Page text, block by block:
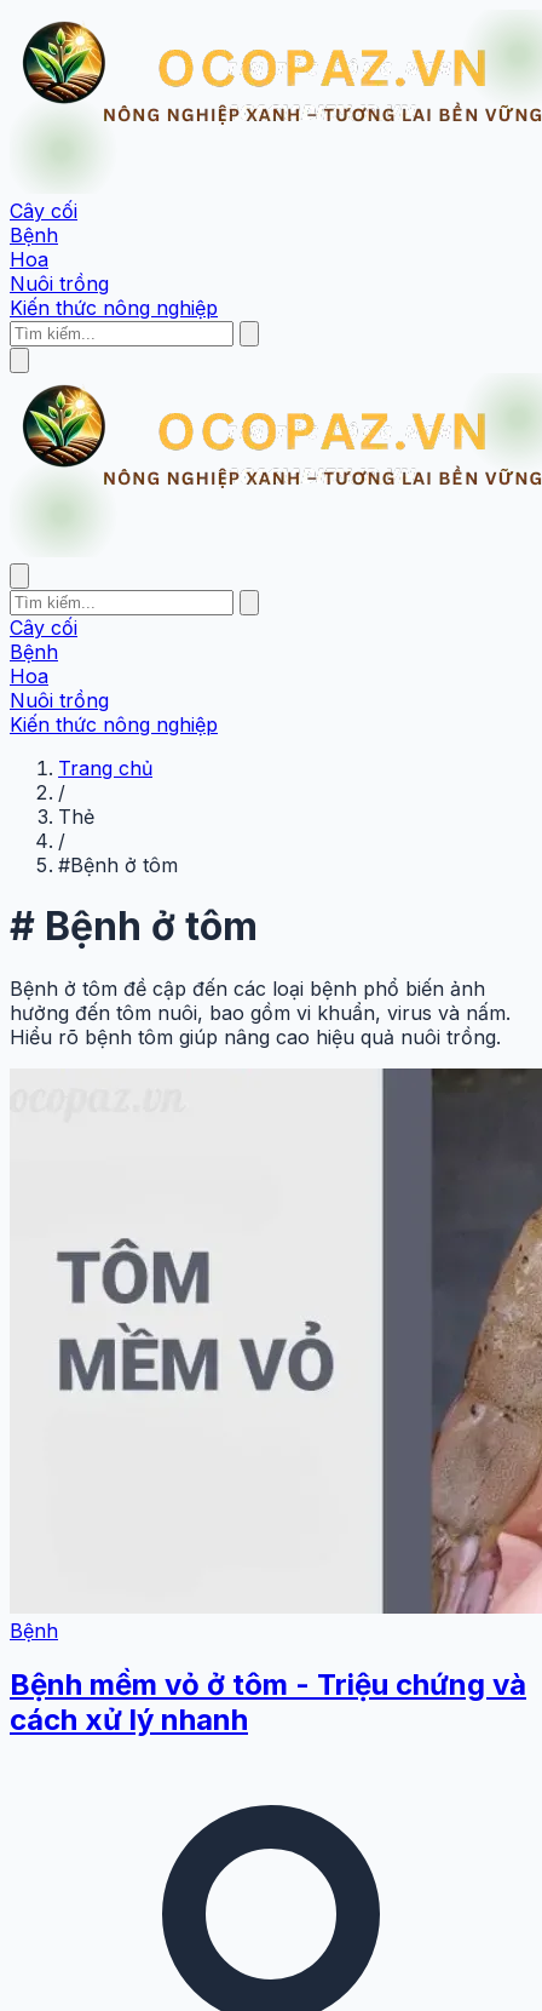
Cây cối
Bệnh
Hoa
Nuôi trồng
Kiến thức nông nghiệp
Cây cối
Bệnh
Hoa
Nuôi trồng
Kiến thức nông nghiệp
Trang chủ
/
Thẻ
/
#Bệnh ở tôm
# Bệnh ở tôm
Bệnh ở tôm đề cập đến các loại bệnh phổ biến ảnh
hưởng đến tôm nuôi, bao gồm vi khuẩn, virus và nấm.
Hiểu rõ bệnh tôm giúp nâng cao hiệu quả nuôi trồng.
Bệnh
Bệnh mềm vỏ ở tôm - Triệu chứng và
cách xử lý nhanh